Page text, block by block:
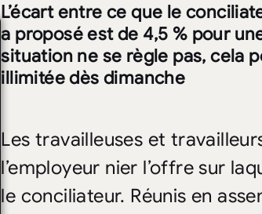
L’écart entre ce que le
a proposé est de 4,5 % pour
situation ne se règle pas, cela
illimitée dès dimanche
Les travailleuses et
l’employeur nier l’offre sur
le conciliateur. Réunis en